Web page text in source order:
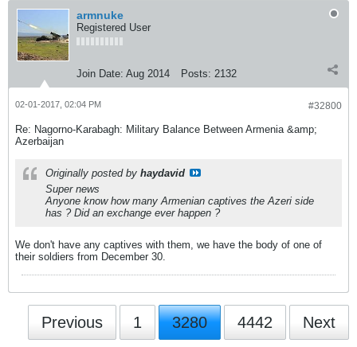
armnuke
Registered User
Join Date: Aug 2014 Posts: 2132
#32800
02-01-2017, 02:04 PM
Re: Nagorno-Karabagh: Military Balance Between Armenia &amp;
Azerbaijan
Originally posted by haydavid
Super news
Anyone know how many Armenian captives the Azeri side
has ? Did an exchange ever happen ?
We don't have any captives with them, we have the body of one of
their soldiers from December 30.
Previous 1 3280 4442 Next